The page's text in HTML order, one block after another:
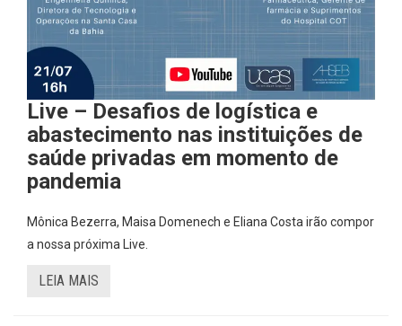
Live – Desafios de logística e
abastecimento nas instituições de
saúde privadas em momento de
pandemia
Mônica Bezerra, Maisa Domenech e Eliana Costa irão compor
a nossa próxima Live.
LEIA MAIS